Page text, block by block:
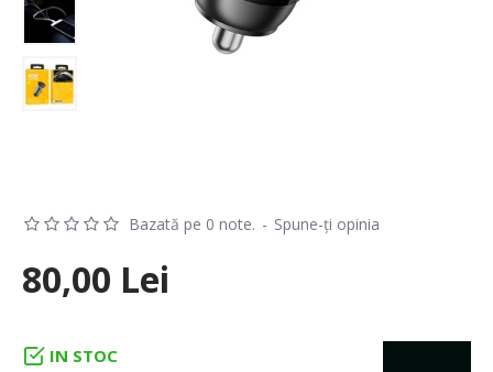
IN STOC
Bazată pe 0 note. - Spune-ţi opinia
80,00 Lei